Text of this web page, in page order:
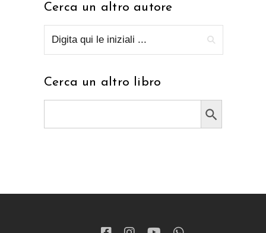
Cerca un altro autore
Cerca un altro libro
Search Button